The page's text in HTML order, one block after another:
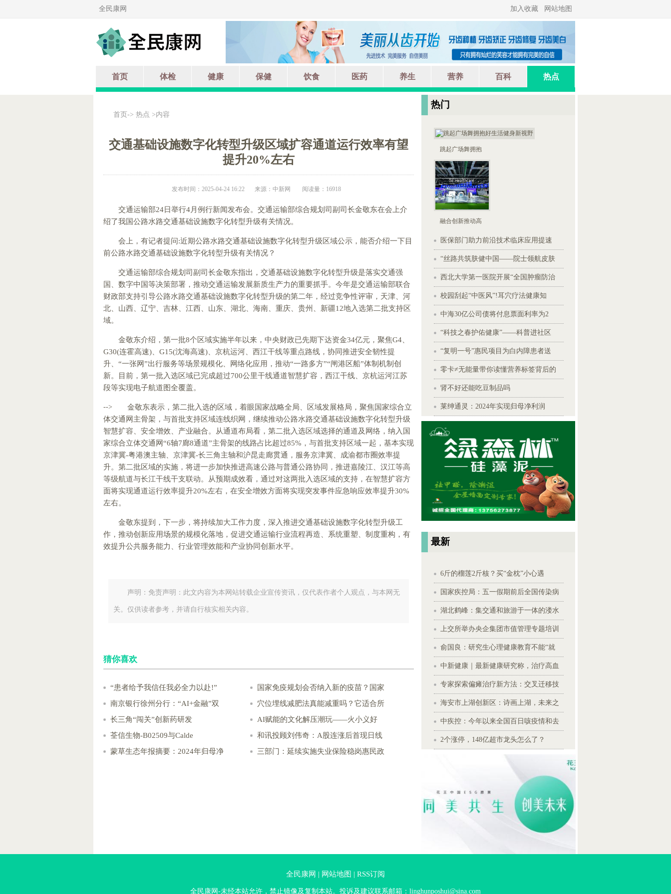
全民康网 加入收藏 网站地图
首页 体检 健康 保健 饮食 医药 养生 营养 百科 热点
首页 -> 热点 >内容
交通基础设施数字化转型升级区域扩容通道运行效率有望
提升20%左右
发布时间：2025-04-24 16:22 来源：中新网 阅读量：16918
交通运输部24日举行4月例行新闻发布会。交通运输部综合规划司副司长金敬东在会上介
绍了我国公路水路交通基础设施数字化转型升级有关情况。
会上，有记者提问:近期公路水路交通基础设施数字化转型升级区域公示，能否介绍一下目
前公路水路交通基础设施数字化转型升级有关情况？
交通运输部综合规划司副司长金敬东指出，交通基础设施数字化转型升级是落实交通强
国、数字中国等决策部署，推动交通运输发展新质生产力的重要抓手。今年是交通运输部联合
财政部支持引导公路水路交通基础设施数字化转型升级的第二年，经过竞争性评审，天津、河
北、山西、辽宁、吉林、江西、山东、湖北、海南、重庆、贵州、新疆12地入选第二批支持区
域。
金敬东介绍，第一批8个区域实施半年以来，中央财政已先期下达资金34亿元，聚焦G4、
G30(连霍高速)、G15(沈海高速)、京杭运河、西江干线等重点路线，协同推进安全韧性提
升、“一张网”出行服务等场景规模化、网络化应用，推动“一路多方”“闸港区船”体制机制创
新。目前，第一批入选区域已完成超过700公里干线通道智慧扩容，西江干线、京杭运河江苏
段等实现电子航道图全覆盖。
-->
金敬东表示，第二批入选的区域，着眼国家战略全局、区域发展格局，聚焦国家综合立
体交通网主骨架，与首批支持区域连线织网，继续推动公路水路交通基础设施数字化转型升级
智慧扩容、安全增效、产业融合。从通道布局看，第二批入选区域选择的通道及网络，纳入国
家综合立体交通网“6轴7廊8通道”主骨架的线路占比超过85%，与首批支持区域一起，基本实现
京津冀-粤港澳主轴、京津冀-长三角主轴和沪昆走廊贯通，服务京津冀、成渝都市圈效率提
升。第二批区域的实施，将进一步加快推进高速公路与普通公路协同，推进嘉陵江、汉江等高
等级航道与长江干线干支联动。从预期成效看，通过对这两批入选区域的支持，在智慧扩容方
面将实现通道运行效率提升20%左右，在安全增效方面将实现突发事件应急响应效率提升30%
左右。
金敬东提到，下一步，将持续加大工作力度，深入推进交通基础设施数字化转型升级工
作，推动创新应用场景的规模化落地，促进交通运输行业流程再造、系统重塑、制度重构，有
效提升公共服务能力、行业管理效能和产业协同创新水平。
声明：免责声明：此文内容为本网站转载企业宣传资讯，仅代表作者个人观点，与本网无
关。仅供读者参考，并请自行核实相关内容。
猜你喜欢
“患者给予我信任我必全力以赴!”
国家免疫规划会否纳入新的疫苗？国家
南京银行徐州分行：“AI+金融”双
穴位埋线减肥法真能减重吗？它适合所
长三角“闯关”创新药研发
AI赋能的文化解压潮玩——火小义好
荃信生物-B02509与Calde
和讯投顾刘伟奇：A股连涨后首现日线
蒙草生态年报摘要：2024年归母净
三部门：延续实施失业保险稳岗惠民政
热门
跳起广场舞拥抱
融合创新推动高
医保部门助力前沿技术临床应用提速
“丝路共筑肤健中国——院士领航皮肤
西北大学第一医院开展“全国肿瘤防治
校园刮起“中医风”!耳穴疗法健康知
中海30亿公司债将付息票面利率为2
“科技之春护佑健康”——科普进社区
“复明一号”惠民项目为白内障患者送
零卡≠无能量带你读懂营养标签背后的
肾不好还能吃豆制品吗
莱绅通灵：2024年实现归母净利润
最新
6斤的榴莲2斤核？买“金枕”小心遇
国家疾控局：五一假期前后全国传染病
湖北鹤峰：集交通和旅游于一体的溇水
上交所举办央企集团市值管理专题培训
俞国良：研究生心理健康教育不能“就
中新健康｜最新健康研究称，治疗高血
专家探索偏瘫治疗新方法：交叉迁移技
海安市上湖创新区：诗画上湖，未来之
中疾控：今年以来全国百日咳疫情和去
2个涨停，148亿超市龙头怎么了？
全民康网 | 网站地图 | RSS订阅
全民康网-未经本站允许，禁止镜像及复制本站。投诉及建议联系邮箱：linghunposhui@sina.com